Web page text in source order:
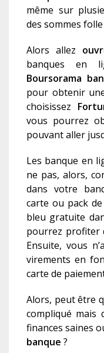
même sur
des sommes folle
Alors allez o
banques en
Boursorama
pour obtenir
choisissez
vous pourrez
pouvant aller
Les banque en
ne pas, alors,
dans votre
carte ou pack
bleu gratuite
pourrez profiter
Ensuite, vous
virements en
carte de
Alors, peut être
compliqué mais
finances saines
banque ?